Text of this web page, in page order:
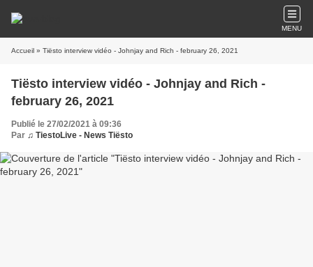
MENU
Accueil » Tiësto interview vidéo - Johnjay and Rich - february 26, 2021
Tiësto interview vidéo - Johnjay and Rich -
february 26, 2021
Publié le 27/02/2021 à 09:36
Par ♫ TiestoLive - News Tiësto